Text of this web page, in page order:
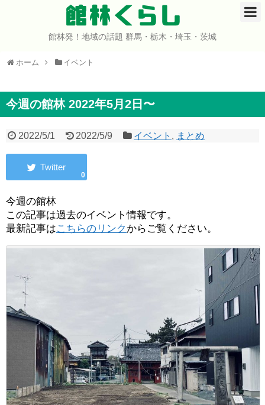
館林くらし
館林発！地域の話題 群馬・栃木・埼玉・茨城
ホーム イベント
今週の館林 2022年5月2日〜
2022/5/1 2022/5/9 イベント , まとめ
0
今週の館林
この記事は過去のイベント情報です。
最新記事はこちらのリンク からご覧ください。
ホーム
イベント
グルメ
コミュニティ
宇宙よりも遠い場所